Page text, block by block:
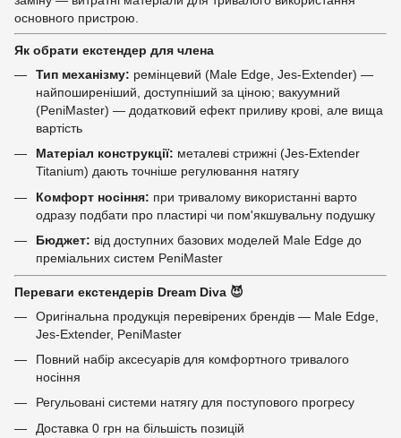
основного пристрою.
Як обрати екстендер для члена
Тип механізму: ремінцевий (Male Edge, Jes-Extender) —
найпоширеніший, доступніший за ціною; вакуумний
(PeniMaster) — додатковий ефект приливу крові, але вища
вартість
Матеріал конструкції: металеві стрижні (Jes-Extender
Titanium) дають точніше регулювання натягу
Комфорт носіння: при тривалому використанні варто
одразу подбати про пластирі чи пом'якшувальну подушку
Бюджет: від доступних базових моделей Male Edge до
преміальних систем PeniMaster
Переваги екстендерів Dream Diva 😈
Оригінальна продукція перевірених брендів — Male Edge,
Jes-Extender, PeniMaster
Повний набір аксесуарів для комфортного тривалого
носіння
Регульовані системи натягу для поступового прогресу
Доставка 0 грн на більшість позицій